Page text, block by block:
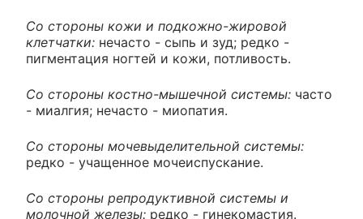
Со стороны кожи и подкожно-жировой
клетчатки: нечасто - сыпь и зуд; редко -
пигментация ногтей и кожи, потливость.
Со стороны костно-мышечной системы: часто
- миалгия; нечасто - миопатия.
Со стороны мочевыделительной системы:
редко - учащенное мочеиспускание.
Со стороны репродуктивной системы и
молочной железы: редко - гинекомастия.